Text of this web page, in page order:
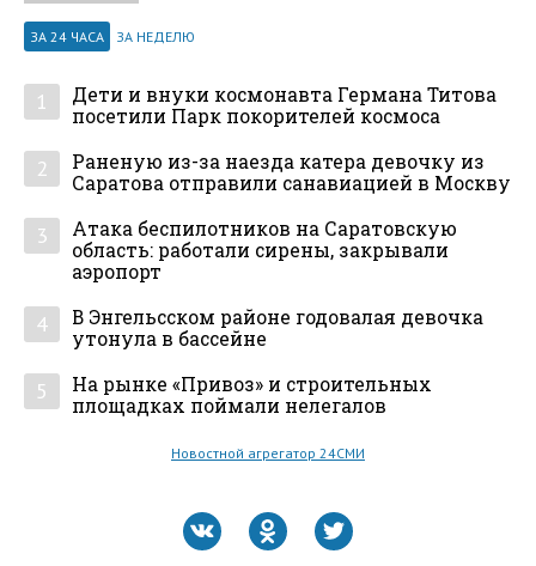
ЗА 24 ЧАСА ЗА НЕДЕЛЮ
1
Дети и внуки космонавта Германа Титова
посетили Парк покорителей космоса
2
Раненую из-за наезда катера девочку из
Саратова отправили санавиацией в Москву
3
Атака беспилотников на Саратовскую
область: работали сирены, закрывали
аэропорт
4
В Энгельсском районе годовалая девочка
утонула в бассейне
5
На рынке «Привоз» и строительных
площадках поймали нелегалов
Новостной агрегатор 24СМИ